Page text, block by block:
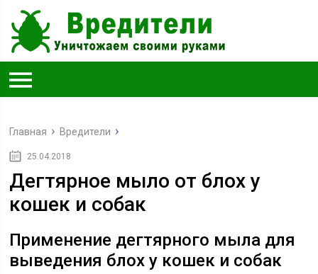
Главная Вредители
25.04.2018
Дегтярное мыло от блох у
кошек и собак
Применение дегтярного мыла для
выведения блох у кошек и собак